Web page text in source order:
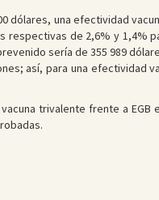
dólares, una efectividad
de 2,6% y 1,4%
sería de 355 989
así, para una efectividad
trivalente frente a EGB